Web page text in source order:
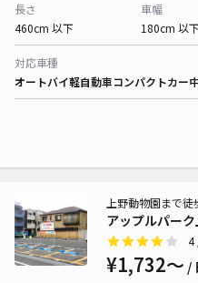
長さ
460cm 以下
車幅
180cm 以
対応車種
オートバイ軽自動車コンパクトカー
アップルパー
上野動物園まで徒
4
¥1,732〜 /